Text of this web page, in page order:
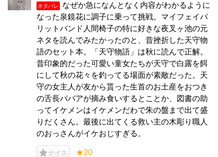
ネタバレ
なぜか急になんとなく内容がわかるように
なった泉鏡花に調子に乗って挑戦。マイフェイバ
リットバンド人間椅子の特に好きな夜叉ヶ池の元
ネタを読んでみたかったのと、昔挫折した天守物
語のセット本。「天守物語」は秋に読んで正解。
昔印象的だった可愛い童女たちが天守で白露を餌
にして秋の花々を釣ってる場面が素敵だった。天
守の女主人が友から貰った生首のお土産をおつき
の舌長ババアが摘み食いするとことか、図書の助
ってイケメンはイケメンだわで朱の盤まで出て盛
りだくさん。最後に出てくる救い主の木彫り職人
のおっさんがイケおじすぎる。
ナイス ★20